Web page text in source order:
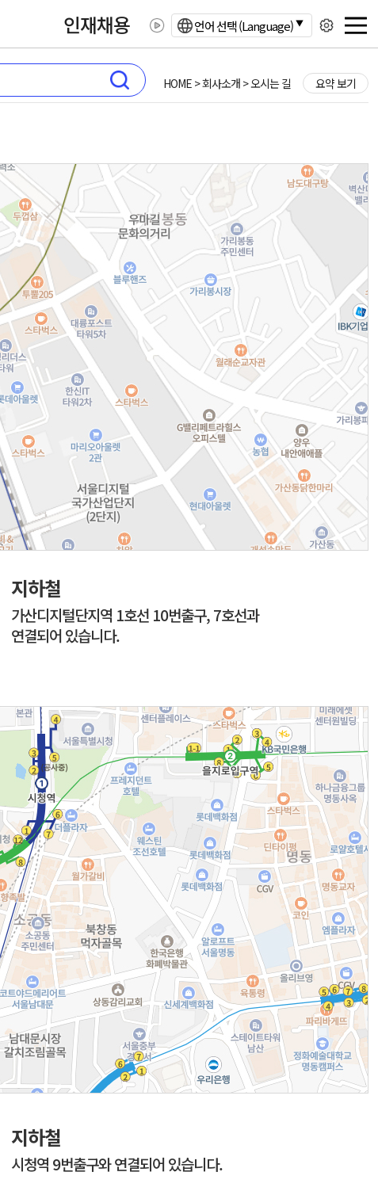
인재채용 언어 선택 (Language)
HOME > 회사소개 > 오시는 길 요약 보기
지하철
가산디지털단지역 1호선 10번출구, 7호선과
연결되어 있습니다.
지하철
시청역 9번출구와 연결되어 있습니다.